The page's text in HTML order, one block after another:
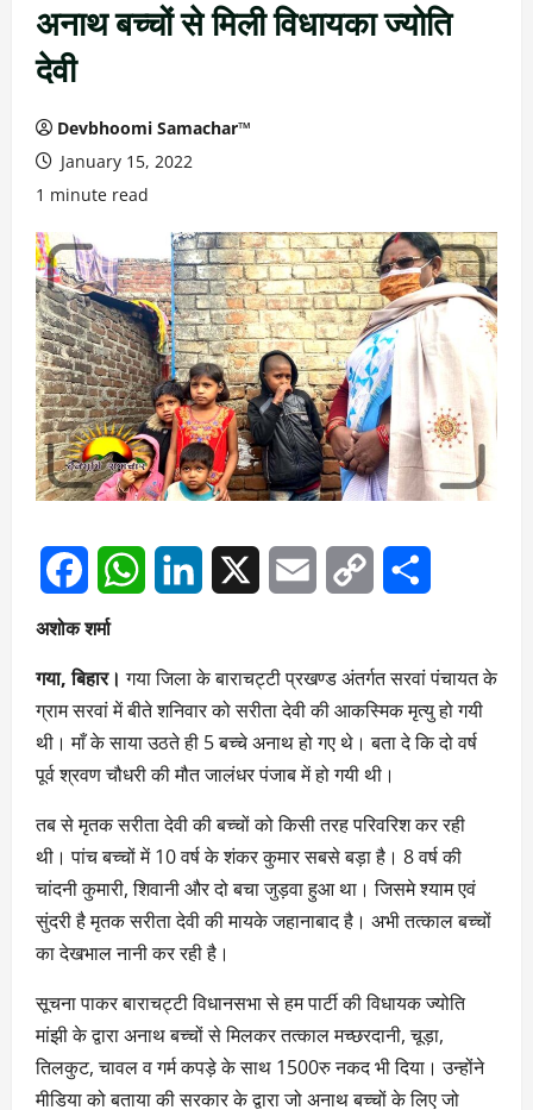
अनाथ बच्चों से मिली विधायका ज्योति
देवी
Devbhoomi Samachar™
January 15, 2022
1 minute read
FacebookWhatsApp
Link
अशोक शर्मा
गया, बिहार। गया जिला के बाराचट्टी प्रखण्ड अंतर्गत सरवां पंचायत के
ग्राम सरवां में बीते शनिवार को सरीता देवी की आकस्मिक मृत्यु हो गयी
थी। माँ के साया उठते ही 5 बच्चे अनाथ हो गए थे। बता दे कि दो वर्ष
पूर्व श्रवण चौधरी की मौत जालंधर पंजाब में हो गयी थी।
तब से मृतक सरीता देवी की बच्चों को किसी तरह परिवरिश कर रही
थी। पांच बच्चों में 10 वर्ष के शंकर कुमार सबसे बड़ा है। 8 वर्ष की
चांदनी कुमारी, शिवानी और दो बचा जुड़वा हुआ था। जिसमे श्याम एवं
सुंदरी है मृतक सरीता देवी की मायके जहानाबाद है। अभी तत्काल बच्चों
का देखभाल नानी कर रही है।
सूचना पाकर बाराचट्टी विधानसभा से हम पार्टी की विधायक ज्योति
मांझी के द्वारा अनाथ बच्चों से मिलकर तत्काल मच्छरदानी, चूड़ा,
तिलकुट, चावल व गर्म कपड़े के साथ 1500रु नकद भी दिया। उन्होंने
मीडिया को बताया की सरकार के द्वारा जो अनाथ बच्चों के लिए जो